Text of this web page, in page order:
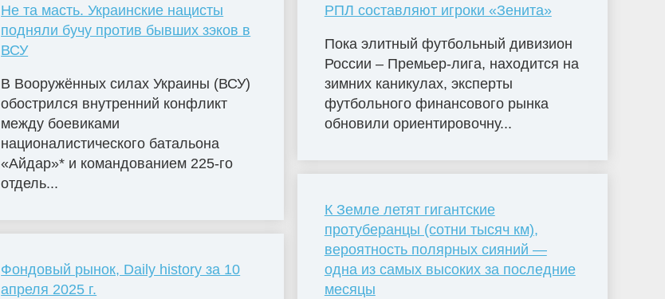
Не та масть. Украинские нацисты
подняли бучу против бывших зэков в
ВСУ
В Вооружённых силах Украины (ВСУ)
обострился внутренний конфликт
между боевиками
националистического батальона
«Айдар»* и командованием 225-го
отдель...
Фондовый рынок, Daily history за 10
апреля 2025 г.
РПЛ составляют игроки «Зенита»
Пока элитный футбольный дивизион
России – Премьер-лига, находится на
зимних каникулах, эксперты
футбольного финансового рынка
обновили ориентировочну...
К Земле летят гигантские
протуберанцы (сотни тысяч км),
вероятность полярных сияний —
одна из самых высоких за последние
месяцы